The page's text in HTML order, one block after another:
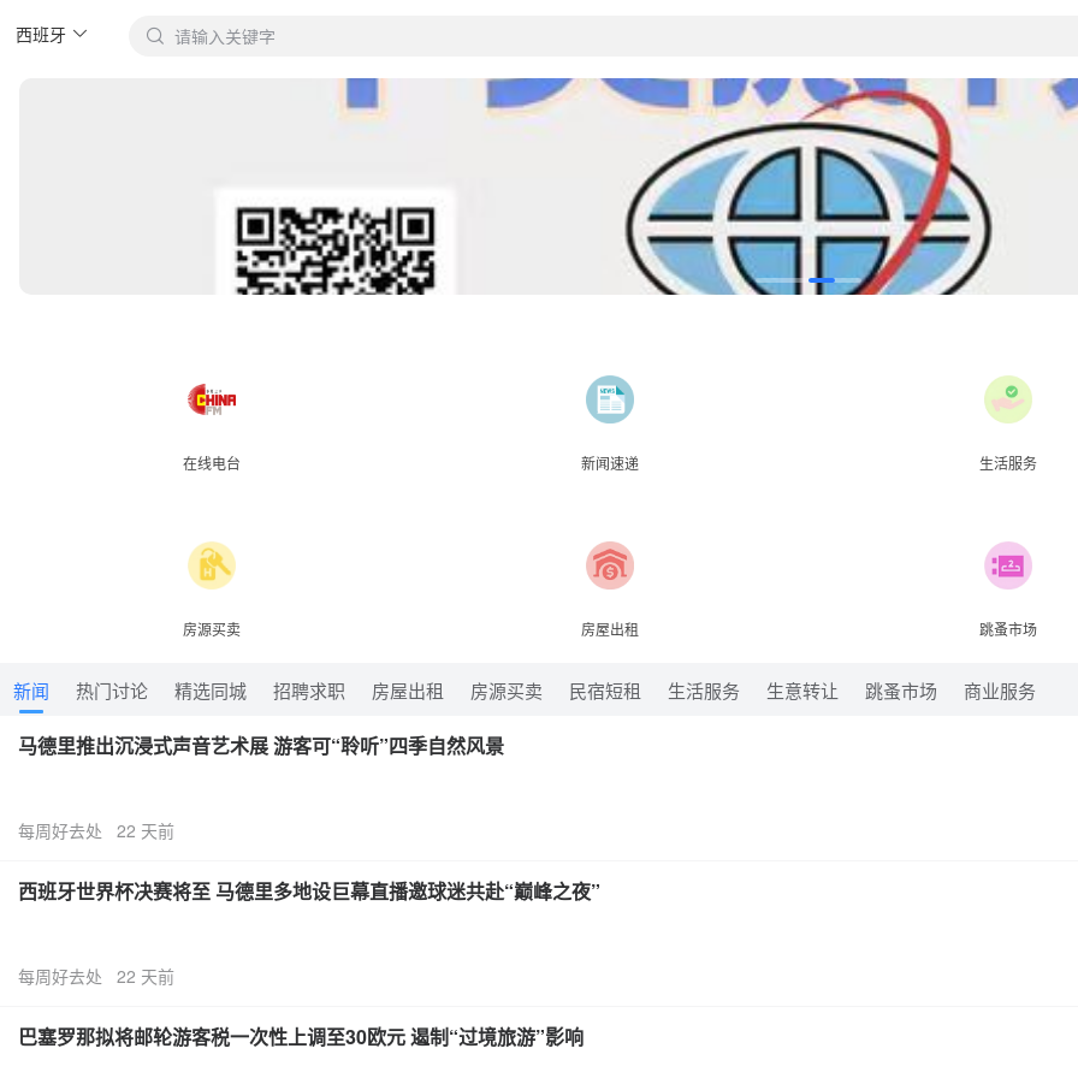
西班牙   请输入关键字
在线电台 新闻速递 生活服务
房源买卖 房屋出租 跳蚤市场
新闻 热门讨论 精选同城 招聘求职 房屋出租 房源买卖 民宿短租 生活服务 生意转让 跳蚤市场 商业服务
马德里推出沉浸式声音艺术展 游客可“聆听”四季自然风景
每周好去处 22 天前
西班牙世界杯决赛将至 马德里多地设巨幕直播邀球迷共赴“巅峰之夜”
每周好去处 22 天前
巴塞罗那拟将邮轮游客税一次性上调至30欧元 遏制“过境旅游”影响